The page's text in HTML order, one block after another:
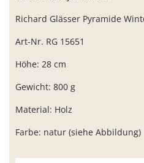
Richard Glässer Pyramide
Art-Nr. RG 15651
Höhe: 28 cm
Gewicht: 800 g
Material: Holz
Farbe: natur (siehe Abbildung)